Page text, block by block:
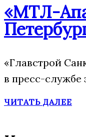
«МТЛ-
«Главстрой
в пресс-службе
ЧИТАТЬ ДАЛЕЕ